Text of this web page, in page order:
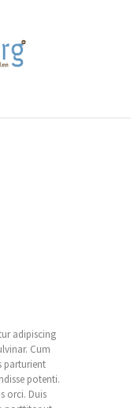
adipiscing
Cum
parturient
potenti.
orci. Duis